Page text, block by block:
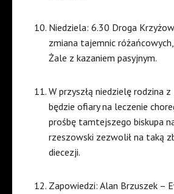
Niedziela: 6.30 Droga
zmiana tajemnic
Żale z kazaniem pasyjnym.
W przyszłą niedzielę rodzina z
będzie ofiary na leczenie
prośbę tamtejszego biskupa
rzeszowski zezwolił na taką
diecezji.
Zapowiedzi: Alan Brzuszek –